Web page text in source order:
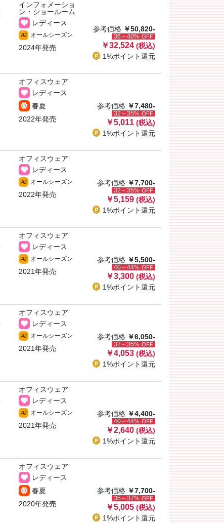
インフォメーショ
ン・ショールーム
レディース
All オールシーズン
2024年発売
参考価格 ￥50,820-
36～40% OFF
￥32,524 (税込)
1%ポイント還元
オフィスウェア
レディース
春夏
2022年発売
参考価格 ￥7,480-
32～35% OFF
￥5,011 (税込)
1%ポイント還元
オフィスウェア
レディース
All オールシーズン
2022年発売
参考価格 ￥7,700-
32～35% OFF
￥5,159 (税込)
1%ポイント還元
オフィスウェア
レディース
All オールシーズン
2021年発売
参考価格 ￥5,500-
40～44% OFF
￥3,300 (税込)
1%ポイント還元
オフィスウェア
レディース
All オールシーズン
2021年発売
参考価格 ￥6,050-
32～35% OFF
￥4,053 (税込)
1%ポイント還元
オフィスウェア
レディース
All オールシーズン
2021年発売
参考価格 ￥4,400-
40～44% OFF
￥2,640 (税込)
1%ポイント還元
オフィスウェア
レディース
春夏
2020年発売
参考価格 ￥7,700-
35～37% OFF
￥5,005 (税込)
1%ポイント還元